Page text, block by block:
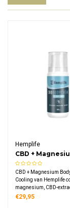
Hemplife
CBD +
Bodycrème
CBD + Magnesium
Cooling van Hemplife
magnesium, CBD-
en menthol. Deze
€29,95